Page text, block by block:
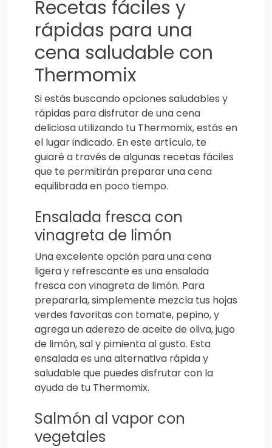
Recetas fáciles y
rápidas para una
cena saludable con
Thermomix
Si estás buscando opciones saludables y
rápidas para disfrutar de una cena
deliciosa utilizando tu Thermomix, estás en
el lugar indicado. En este artículo, te
guiaré a través de algunas recetas fáciles
que te permitirán preparar una cena
equilibrada en poco tiempo.
Ensalada fresca con
vinagreta de limón
Una excelente opción para una cena
ligera y refrescante es una ensalada
fresca con vinagreta de limón. Para
prepararla, simplemente mezcla tus hojas
verdes favoritas con tomate, pepino, y
agrega un aderezo de aceite de oliva, jugo
de limón, sal y pimienta al gusto. Esta
ensalada es una alternativa rápida y
saludable que puedes disfrutar con la
ayuda de tu Thermomix.
Salmón al vapor con
vegetales